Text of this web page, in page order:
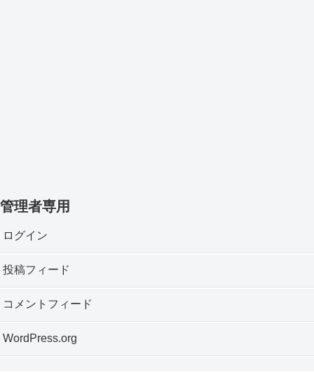
管理者専用
ログイン
投稿フィード
コメントフィード
WordPress.org